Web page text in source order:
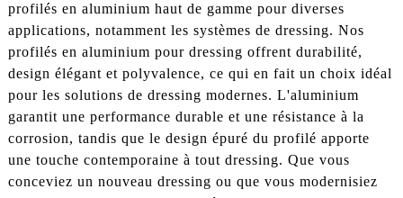
profilés en aluminium haut de gamme pour diverses
applications, notamment les systèmes de dressing. Nos
profilés en aluminium pour dressing offrent durabilité,
design élégant et polyvalence, ce qui en fait un choix idéal
pour les solutions de dressing modernes. L'aluminium
garantit une performance durable et une résistance à la
corrosion, tandis que le design épuré du profilé apporte
une touche contemporaine à tout dressing. Que vous
conceviez un nouveau dressing ou que vous modernisiez